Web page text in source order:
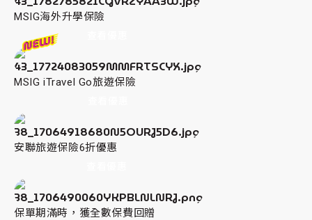
MSIG海外升學保險
MSIG iTravel Go旅遊保險
安聯旅遊保險6折優惠
保單期滿時，獲全數保費回贈